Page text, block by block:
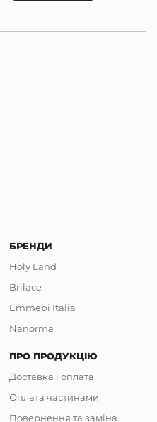
БРЕНДИ
Holy Land
Brilace
Emmebi Italia
Nanorma
ПРО ПРОДУКЦІЮ
Доставка і оплата
Оплата частинами
Повернення та заміна